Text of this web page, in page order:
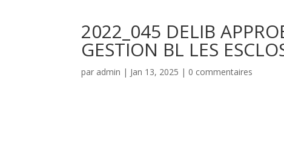
2022_045 DELIB
GESTION BL LES
par admin | Jan 13, 2025 | 0 commentaires